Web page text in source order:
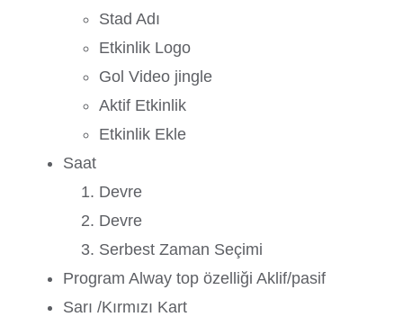
Stad Adı
Etkinlik Logo
Gol Video jingle
Aktif Etkinlik
Etkinlik Ekle
Saat
Devre
Devre
Serbest Zaman Seçimi
Program Alway top özelliği Aklif/pasif
Sarı /Kırmızı Kart